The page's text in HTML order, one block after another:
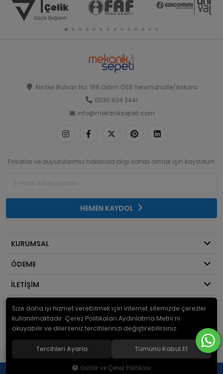
Alınteri Bulvarı No: 198 Ostim OSB Yenimahalle/Ankara
0530 834 2441
info@mekaniksepeti.com
Fırsatlar ve duyurularımız hakkında bilgi sahibi olmak için kaydolun!
HEMEN KAYDOL
KURUMSAL
ÖDEME
İLETİŞİM
© 2026Mekanik Sepeti. Bir Serdaroğlu A.Ş markasıdır ve tüm hakları
saklıdır.
Yeni Nesil E-Ticaret Sistemleri ile Hazırlanmıştır.
Size daha iyi hizmet verebilmek için internet sitemizde çerezler
kullanılmaktadır. Çerez Politikaları Aydınlatma Metni’ni
okuyabilir ve dilerseniz tercihlerinizi değiştirebilirsiniz.
Tercihleri Ayarla Tümünü Kabul Et
Gizlilik ve Çerez Politikası